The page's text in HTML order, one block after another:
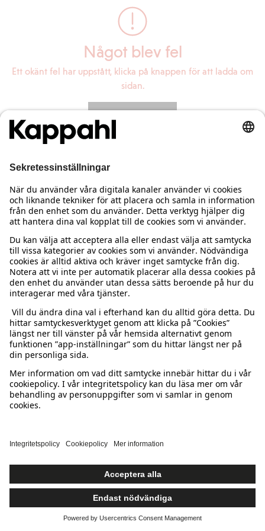
Något blev fel
Ett okänt fel har uppstått, klicka på knappen för att ladda om
sidan.